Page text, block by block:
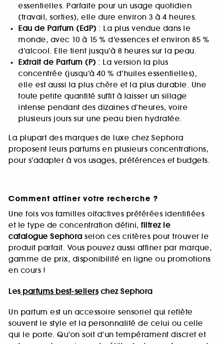
essentielles. Parfaite pour un usage quotidien
(travail, sorties), elle dure environ 3 à 4 heures.
Eau de Parfum (EdP) : La plus vendue dans le
monde, avec 10 à 15 % d’essences et environ 85 %
d’alcool. Elle tient jusqu’à 8 heures sur la peau.
Extrait de Parfum (P) : La version la plus
concentrée (jusqu’à 40 % d’huiles essentielles),
elle est aussi la plus chère et la plus durable. Une
toute petite quantité suffit à laisser un sillage
intense pendant des dizaines d’heures, voire
plusieurs jours sur une peau bien hydratée.
La plupart des marques de luxe chez Sephora
proposent leurs parfums en plusieurs concentrations,
pour s’adapter à vos usages, préférences et budgets.
Comment affiner votre recherche ?
Une fois vos familles olfactives préférées identifiées
et le type de concentration défini, filtrez le
catalogue Sephora selon ces critères pour trouver le
produit parfait. Vous pouvez aussi affiner par marque,
gamme de prix, disponibilité en ligne ou promotions
en cours !
Lesparfums best-sellerschez Sephora
Un parfum est un accessoire sensoriel qui reflète
souvent le style et la personnalité de celui ou celle
qui le porte. Qu’on soit d’un tempérament discret et